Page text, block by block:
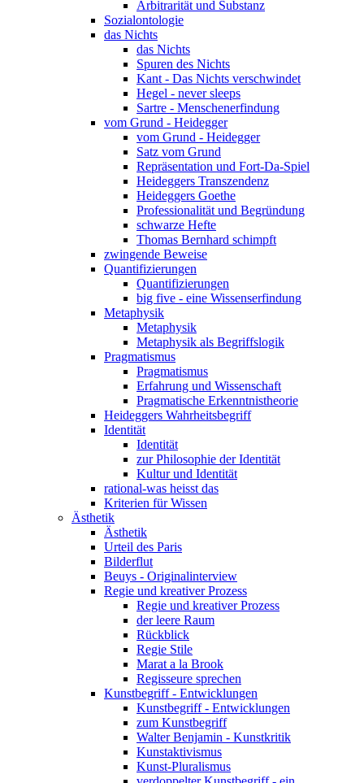
Arbitrarität und Substanz
Sozialontologie
das Nichts
das Nichts
Spuren des Nichts
Kant - Das Nichts verschwindet
Hegel - never sleeps
Sartre - Menschenerfindung
vom Grund - Heidegger
vom Grund - Heidegger
Satz vom Grund
Repräsentation und Fort-Da-Spiel
Heideggers Transzendenz
Heideggers Goethe
Professionalität und Begründung
schwarze Hefte
Thomas Bernhard schimpft
zwingende Beweise
Quantifizierungen
Quantifizierungen
big five - eine Wissenserfindung
Metaphysik
Metaphysik
Metaphysik als Begriffslogik
Pragmatismus
Pragmatismus
Erfahrung und Wissenschaft
Pragmatische Erkenntnistheorie
Heideggers Wahrheitsbegriff
Identität
Identität
zur Philosophie der Identität
Kultur und Identität
rational-was heisst das
Kriterien für Wissen
Ästhetik
Ästhetik
Urteil des Paris
Bilderflut
Beuys - Originalinterview
Regie und kreativer Prozess
Regie und kreativer Prozess
der leere Raum
Rückblick
Regie Stile
Marat a la Brook
Regisseure sprechen
Kunstbegriff - Entwicklungen
Kunstbegriff - Entwicklungen
zum Kunstbegriff
Walter Benjamin - Kunstkritik
Kunstaktivismus
Kunst-Pluralismus